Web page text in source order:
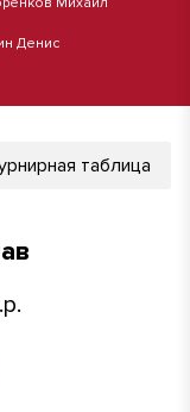
Денис
таблица